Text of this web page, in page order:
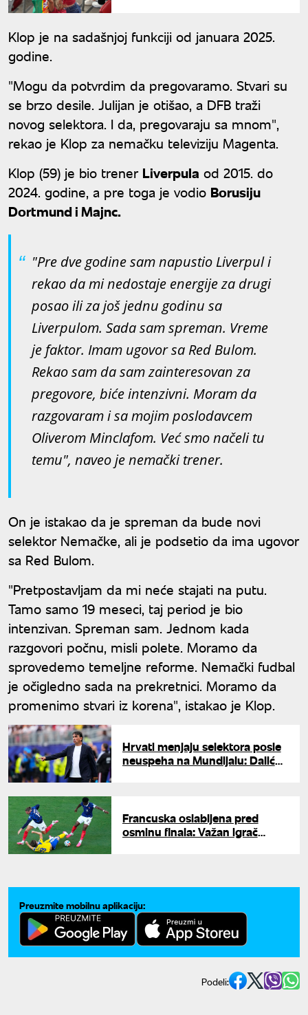
Klop je na sadašnjoj funkciji od januara 2025.
godine.
"Mogu da potvrdim da pregovaramo. Stvari su
se brzo desile. Julijan je otišao, a DFB traži
novog selektora. I da, pregovaraju sa mnom",
rekao je Klop za nemačku televiziju Magenta.
Klop (59) je bio trener Liverpula od 2015. do
2024. godine, a pre toga je vodio Borusiju
Dortmund i Majnc.
"Pre dve godine sam napustio Liverpul i
rekao da mi nedostaje energije za drugi
posao ili za još jednu godinu sa
Liverpulom. Sada sam spreman. Vreme
je faktor. Imam ugovor sa Red Bulom.
Rekao sam da sam zainteresovan za
pregovore, biće intenzivni. Moram da
razgovaram i sa mojim poslodavcem
Oliverom Minclafom. Već smo načeli tu
temu", naveo je nemački trener.
On je istakao da je spreman da bude novi
selektor Nemačke, ali je podsetio da ima ugovor
sa Red Bulom.
"Pretpostavljam da mi neće stajati na putu.
Tamo samo 19 meseci, taj period je bio
intenzivan. Spreman sam. Jednom kada
razgovori počnu, misli polete. Moramo da
sprovedemo temeljne reforme. Nemački fudbal
je očigledno sada na prekretnici. Moramo da
promenimo stvari iz korena", istakao je Klop.
Hrvati menjaju selektora posle
neuspeha na Mundijalu: Dalić
Francuska oslabljena pred
osminu finala: Važan igrač
Preuzmite mobilnu aplikaciju:
Podeli: